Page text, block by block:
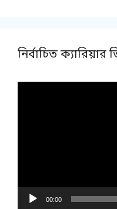
নির্বাচিত ক্যারিয়ার
00:00